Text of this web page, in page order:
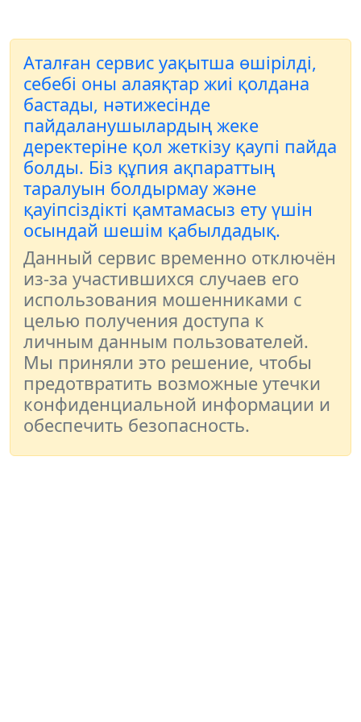
Аталған сервис уақытша өшірілді,
себебі оны алаяқтар жиі қолдана
бастады, нәтижесінде
пайдаланушылардың жеке
деректеріне қол жеткізу қаупі пайда
болды. Біз құпия ақпараттың
таралуын болдырмау және
қауіпсіздікті қамтамасыз ету үшін
осындай шешім қабылдадық.
Данный сервис временно отключён
из-за участившихся случаев его
использования мошенниками с
целью получения доступа к
личным данным пользователей.
Мы приняли это решение, чтобы
предотвратить возможные утечки
конфиденциальной информации и
обеспечить безопасность.